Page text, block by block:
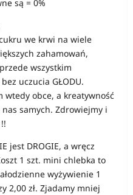
są = 0%
we krwi na wiele
zahamowań,
wszystkim
uczucia GŁODU.
wtedy obce, a kreatywność
samych. Zdrowiejmy i
jest DROGIE, a wręcz
1 szt. mini chlebka to
wyżywienie 1
2,00 zł. Zjadamy mniej